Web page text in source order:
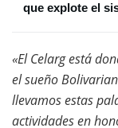
que explote el
«El Celarg está
el sueño
llevamos estas
actividades en